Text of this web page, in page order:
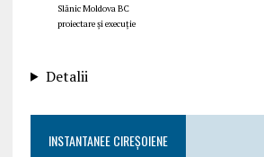
Slănic Moldova BC
proiectare și execuție
Detalii
INSTANTANEE CIREȘOIENE